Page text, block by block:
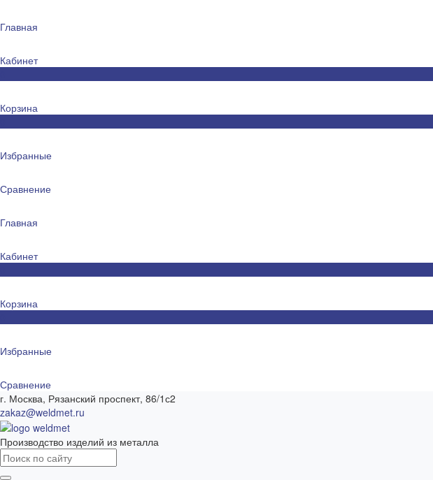
Главная
Кабинет
Корзина
Избранные
Сравнение
Главная
Кабинет
Корзина
Избранные
Сравнение
г. Москва, Рязанский проспект, 86/1с2
zakaz@weldmet.ru
Производство изделий из металла